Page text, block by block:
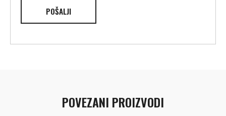
POVEZANI PROIZVODI